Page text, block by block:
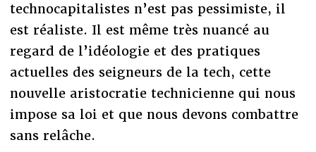
technocapitalistes n’est pas pessimiste, il
est réaliste. Il est même très nuancé au
regard de l’idéologie et des pratiques
actuelles des seigneurs de la tech, cette
nouvelle aristocratie technicienne qui nous
impose sa loi et que nous devons combattre
sans relâche.